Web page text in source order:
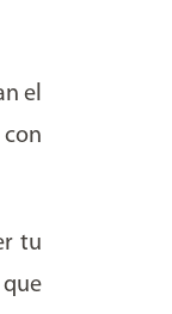
el
tu
que